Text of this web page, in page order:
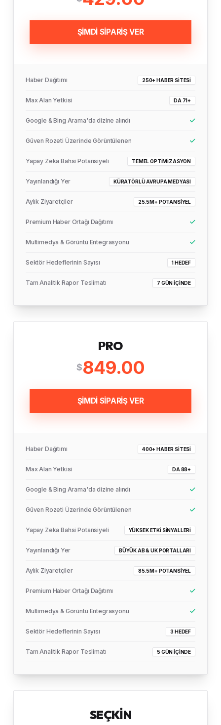
ŞİMDİ SİPARİŞ VER
Haber Dağıtımı 250+ HABER SITESI
Max Alan Yetkisi DA 71+
Google & Bing Arama'da dizine alındı
Güven Rozeti Üzerinde Görüntülenen
Yapay Zeka Bahsi Potansiyeli TEMEL OPTIMIZASYON
Yayınlandığı Yer KÜRATÖRLÜ AVRUPA MEDYASI
Aylık Ziyaretçiler 25.5M+ POTANSIYEL
Premium Haber Ortağı Dağıtımı
Multimedya & Görüntü Entegrasyonu
Sektör Hedeflerinin Sayısı 1 HEDEF
Tam Analitik Rapor Teslimatı 7 GÜN İÇINDE
PRO
$849.00
ŞİMDİ SİPARİŞ VER
Haber Dağıtımı 400+ HABER SITESI
Max Alan Yetkisi DA 88+
Google & Bing Arama'da dizine alındı
Güven Rozeti Üzerinde Görüntülenen
Yapay Zeka Bahsi Potansiyeli YÜKSEK ETKI SINYALLERI
Yayınlandığı Yer BÜYÜK AB & UK PORTALLARI
Aylık Ziyaretçiler 85.5M+ POTANSIYEL
Premium Haber Ortağı Dağıtımı
Multimedya & Görüntü Entegrasyonu
Sektör Hedeflerinin Sayısı 3 HEDEF
Tam Analitik Rapor Teslimatı 5 GÜN İÇINDE
SEÇKIN